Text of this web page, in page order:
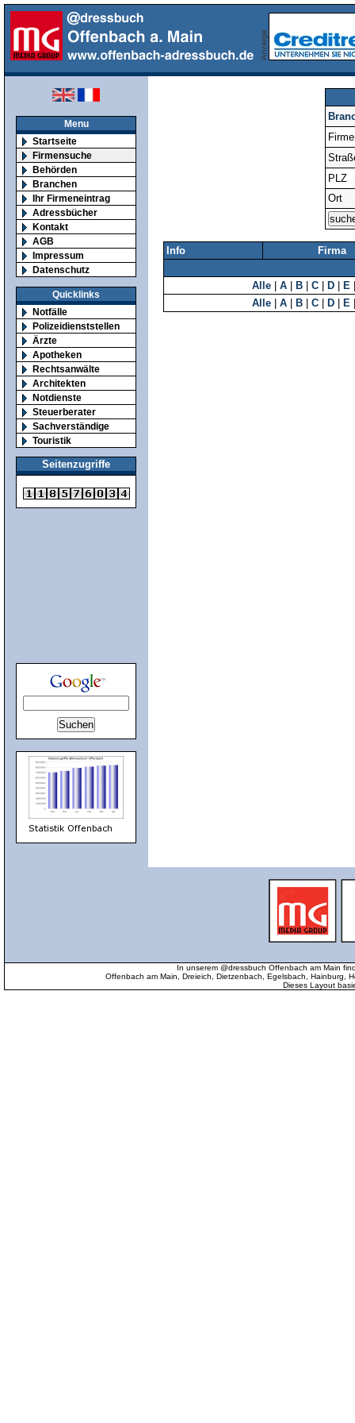
Menu
Startseite
Firmensuche
Behörden
Branchen
Ihr Firmeneintrag
Adressbücher
Kontakt
AGB
Impressum
Datenschutz
Quicklinks
Notfälle
Polizeidienststellen
Ärzte
Apotheken
Rechtsanwälte
Architekten
Notdienste
Steuerberater
Sachverständige
Touristik
Seitenzugriffe
PLZ
Ort
Info Firma
Alle A B C D E
Alle
A B C D E
In unserem @dressbuch Offenbach am Main
Offenbach am Main, Dreieich, Dietzenbach, Egelsbach, Hainburg,
Dieses Layout